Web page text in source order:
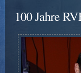
100 Jahre